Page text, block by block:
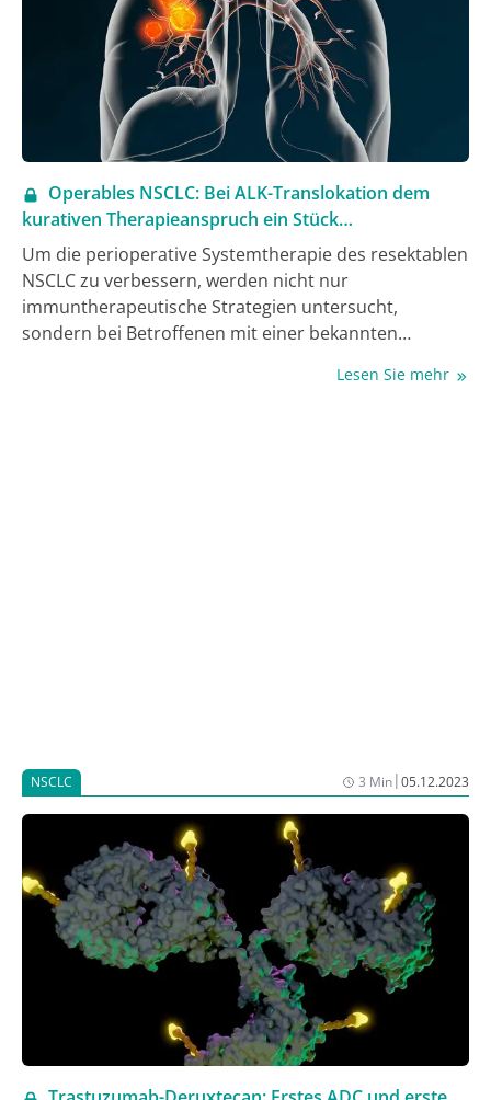
Operables NSCLC: Bei ALK-Translokation dem
kurativen Therapieanspruch ein Stück
nähergekommen
Um die perioperative Systemtherapie des resektablen
NSCLC zu verbessern, werden nicht nur
immuntherapeutische Strategien untersucht,
sondern bei Betroffenen mit einer bekannten
dieser Ansatz erfolgversprechend ist, demonstrierten
Lesen Sie mehr
NSCLC 3 Min|05.12.2023